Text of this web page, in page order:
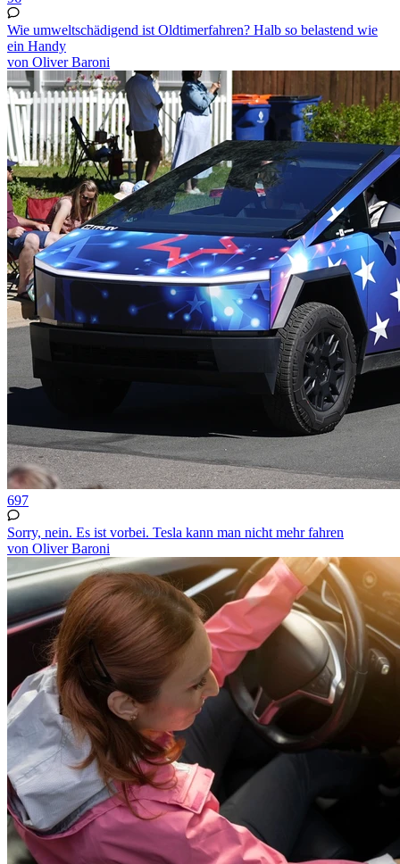
Wie umweltschädigend ist Oldtimerfahren? Halb so belastend wie
ein Handy
von Oliver Baroni
697
Sorry, nein. Es ist vorbei. Tesla kann man nicht mehr fahren
von Oliver Baroni